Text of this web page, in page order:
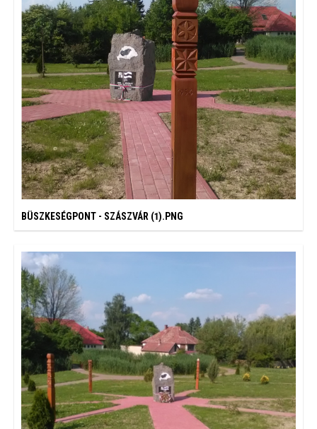
BÜSZKESÉGPONT - SZÁSZVÁR (1).PNG